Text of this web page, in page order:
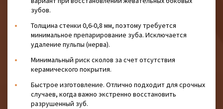
зубов.
Толщина стенки 0,6-0,8 мм, поэтому требуется
минимальное препарирование зуба. Исключается
удаление пульпы (нерва).
Минимальный риск сколов за счет отсутствия
керамического покрытия.
Быстрое изготовление. Отлично подходит для срочных
случаев, когда важно экстренно восстановить
разрушенный зуб.